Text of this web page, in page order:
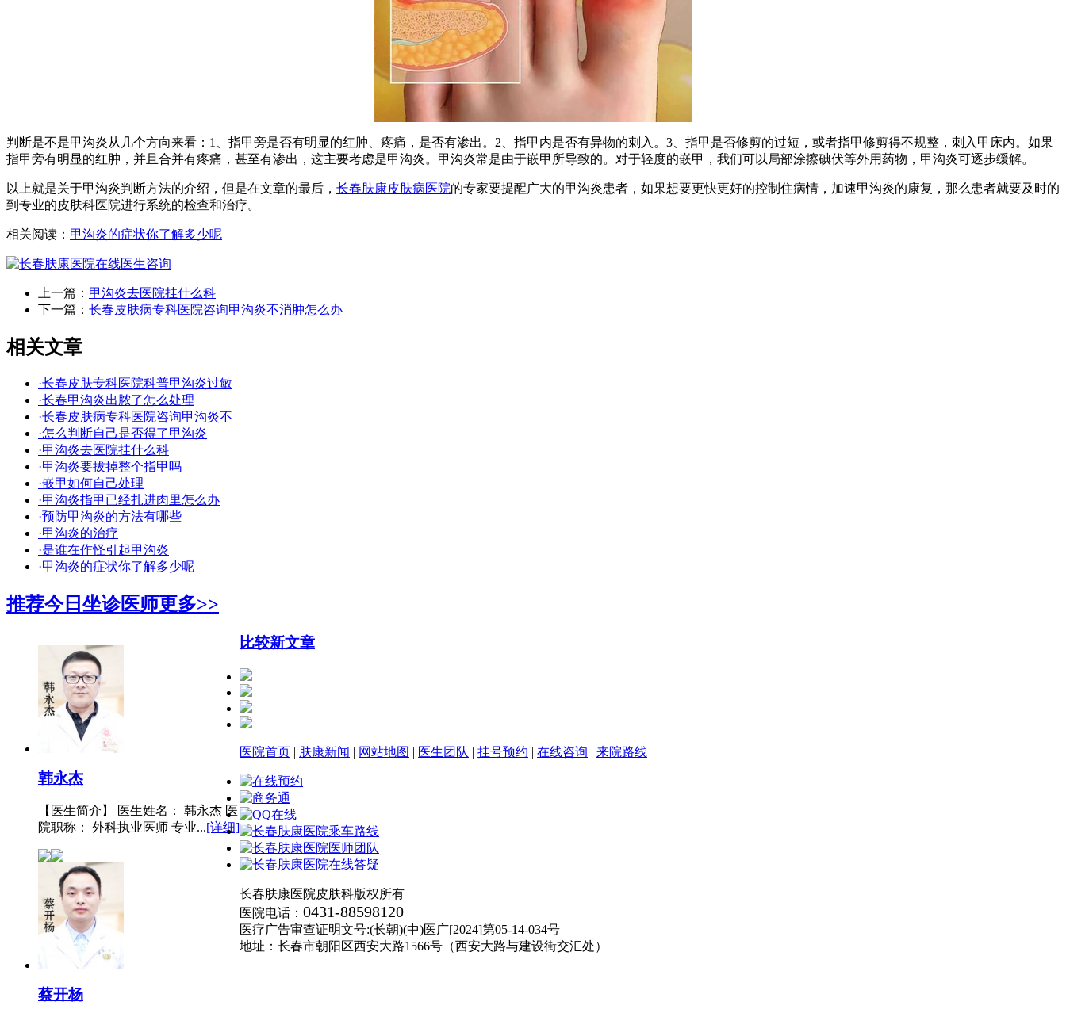
判断是不是甲沟炎从几个方向来看：1、指甲旁是否有明显的红肿、疼痛，是否有渗出。2、指甲内是否有异物的刺入。3、指甲是否修剪的过短，或者指甲修剪得不规整，刺入甲床内。如果
指甲旁有明显的红肿，并且合并有疼痛，甚至有渗出，这主要考虑是甲沟炎。甲沟炎常是由于嵌甲所导致的。对于轻度的嵌甲，我们可以局部涂擦碘伏等外用药物，甲沟炎可逐步缓解。
以上就是关于甲沟炎判断方法的介绍，但是在文章的最后， 长春肤康皮肤病医院的专家要提醒广大的甲沟炎患者，如果想要更快更好的控制住病情，加速甲沟炎的康复，那么患者就要及时的
到专业的皮肤科医院进行系统的检查和治疗。
相关阅读： 甲沟炎的症状你了解多少呢
上一篇： 甲沟炎去医院挂什么科
下一篇： 长春皮肤病专科医院咨询甲沟炎不消肿怎么办
相关文章
·长春皮肤专科医院科普甲沟炎过敏
·长春甲沟炎出脓了怎么处理
·长春皮肤病专科医院咨询甲沟炎不
·怎么判断自己是否得了甲沟炎
·甲沟炎去医院挂什么科
·甲沟炎要拔掉整个指甲吗
·嵌甲如何自己处理
·甲沟炎指甲已经扎进肉里怎么办
·预防甲沟炎的方法有哪些
·甲沟炎的治疗
·是谁在作怪引起甲沟炎
·甲沟炎的症状你了解多少呢
推荐今日坐诊医师更多>>
韩永杰
【医生简介】 医生姓名： 韩永杰 医
院职称： 外科执业医师 专业...[详细]
蔡开杨
比较新文章
医院首页 | 肤康新闻 | 网站地图 | 医生团队 | 挂号预约 | 在线咨询 | 来院路线
长春肤康医院皮肤科版权所有
医院电话： 0431-88598120
医疗广告审查证明文号:(长朝)(中)医广[2024]第05-14-034号
地址：长春市朝阳区西安大路1566号（西安大路与建设街交汇处）